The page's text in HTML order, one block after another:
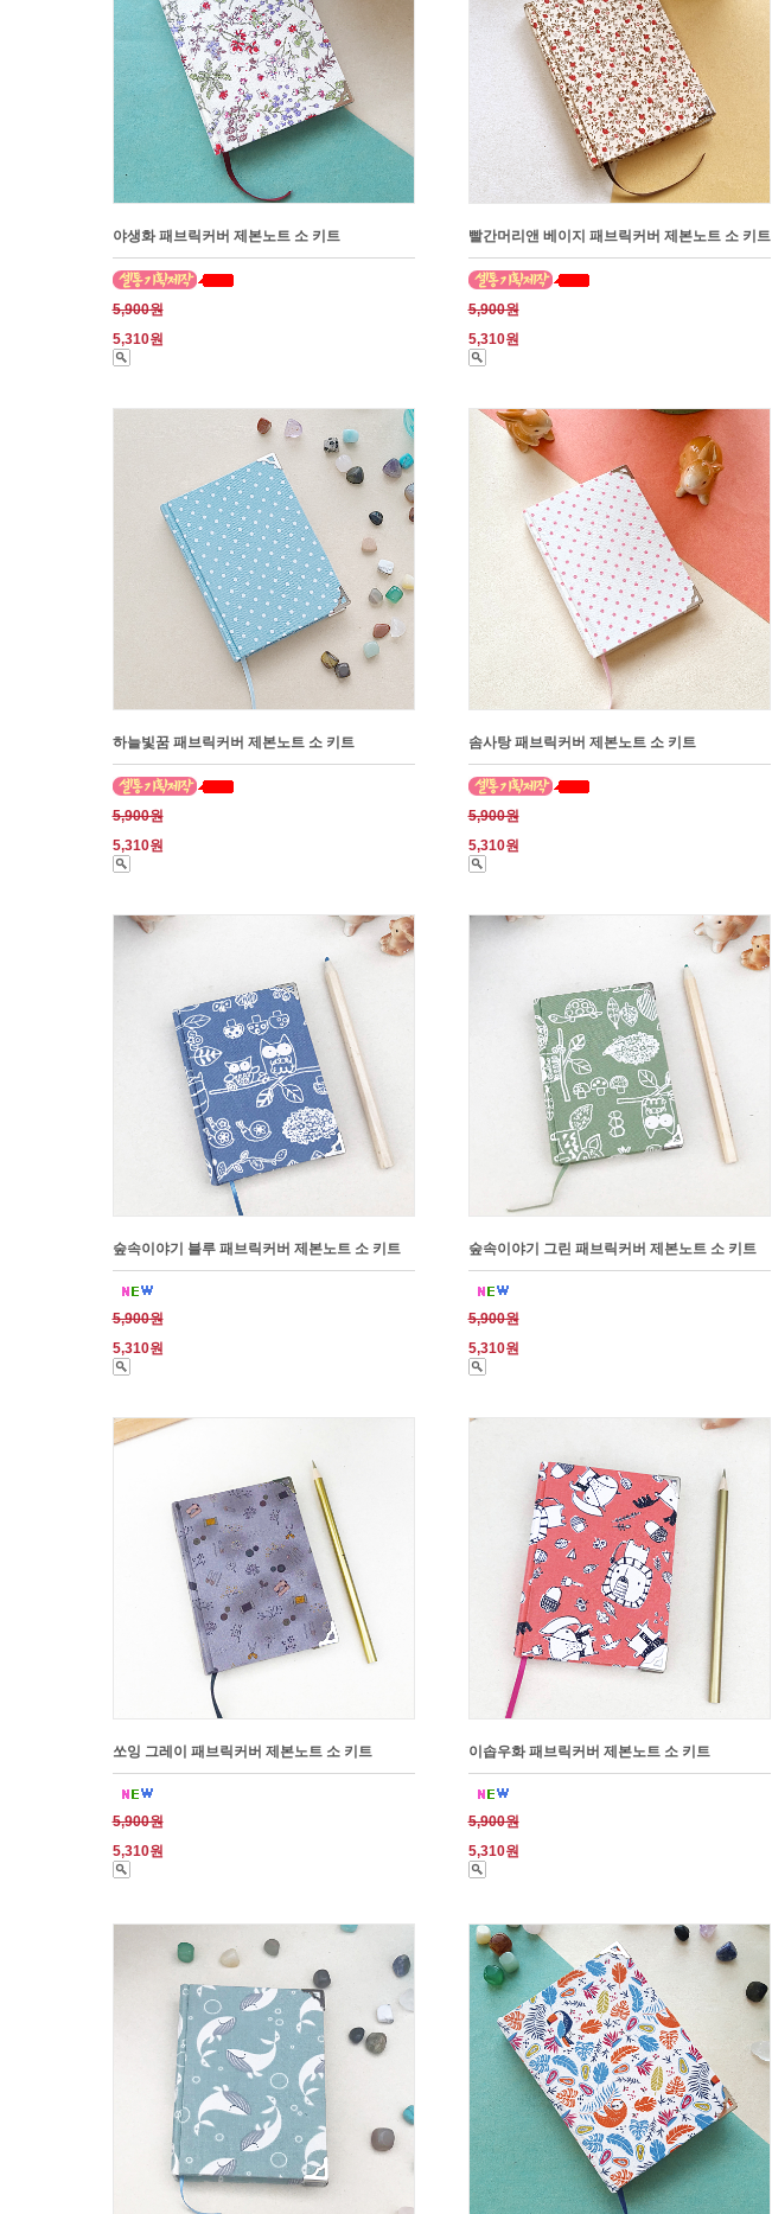
야생화 패브릭커버 제본노트 소 키트
5,900원
5,310원
빨간머리앤 베이지 패브릭커버 제본노트 소 키트
5,900원
5,310원
하늘빛꿈 패브릭커버 제본노트 소 키트
5,900원
5,310원
솜사탕 패브릭커버 제본노트 소 키트
5,900원
5,310원
숲속이야기 블루 패브릭커버 제본노트 소 키트
5,900원
5,310원
숲속이야기 그린 패브릭커버 제본노트 소 키트
5,900원
5,310원
쏘잉 그레이 패브릭커버 제본노트 소 키트
5,900원
5,310원
이솝우화 패브릭커버 제본노트 소 키트
5,900원
5,310원